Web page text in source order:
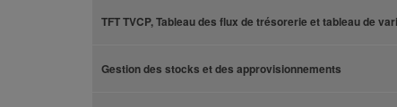
TFT TVCP, Tableau des flux de trésorerie et tableau de
Gestion des stocks et des approvisionnements